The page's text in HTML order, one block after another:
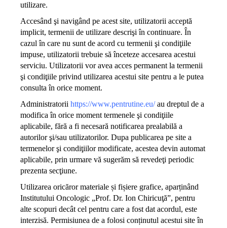
utilizare.
Accesând şi navigând pe acest site, utilizatorii acceptă
implicit, termenii de utilizare descrişi în continuare. În
cazul în care nu sunt de acord cu termenii şi condiţiile
impuse, utilizatorii trebuie să înceteze accesarea acestui
serviciu. Utilizatorii vor avea acces permanent la termenii
şi condiţiile privind utilizarea acestui site pentru a le putea
consulta în orice moment.
Administratorii https://www.pentrutine.eu/au dreptul de a
modifica în orice moment termenele şi condiţiile
aplicabile, fără a fi necesară notificarea prealabilă a
autorilor şi/sau utilizatorilor. Dupa publicarea pe site a
termenelor şi condiţiilor modificate, acestea devin automat
aplicabile, prin urmare vă sugerăm să revedeţi periodic
prezenta secţiune.
Utilizarea oricăror materiale și fișiere grafice, aparținând
Institutului Oncologic „Prof. Dr. Ion Chiricuţă”, pentru
alte scopuri decât cel pentru care a fost dat acordul, este
interzisă. Permisiunea de a folosi conținutul acestui site în